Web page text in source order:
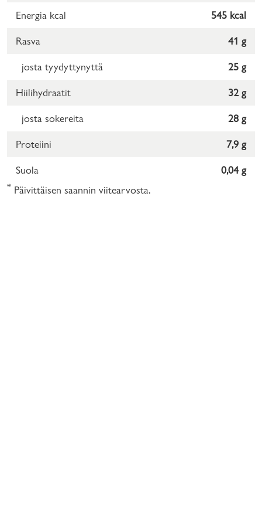
Energia kcal 545 kcal
Rasva 41 g
josta tyydyttynyttä 25 g
Hiilihydraatit 32 g
josta sokereita 28 g
Proteiini 7,9 g
Suola 0,04 g
* Päivittäisen saannin viitearvosta.